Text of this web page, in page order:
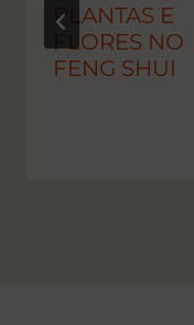
PLANTAS E
FLORES NO
FENG SHUI